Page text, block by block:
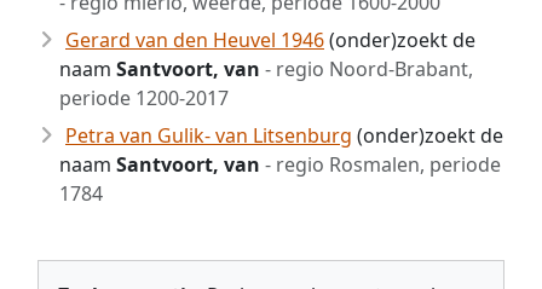
Gerard van den Heuvel 1946(onder)zoekt de
naam Santvoort, van - regio Noord-Brabant,
periode 1200-2017
Petra van Gulik- van Litsenburg (onder)zoekt de
naam Santvoort, van - regio Rosmalen, periode
1784